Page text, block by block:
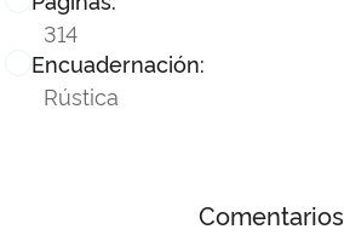
314
Encuadernación:
Rústica
Comentarios